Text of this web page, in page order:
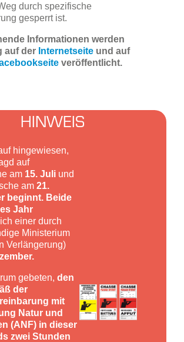
durch spezifische
gesperrt ist.
Informationen werden
auf der Internetseite und auf
veröffentlicht.
HINWEIS
hingewiesen,
auf
am 15. Juli und
am 21.
beginnt. Beide
Jahr
einer durch
Ministerium
Verlängerung)
gebeten, den
der
mit
Natur und
(ANF) in dieser
zwei Stunden